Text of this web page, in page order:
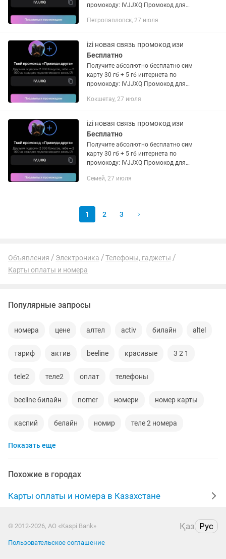
промокоду: IVJJXQ Промокод для
Чтобы получить SIМ-ку абсолютно
Петропавловск, 27 июля
izi новая связь промокод изи
Бесплатно
Получите абсолютно бесплатно сим
карту 30 гб + 5 гб интернета по
промокоду: IVJJXQ Промокод для
Чтобы получить SIМ-ку абсолютно
Кокшетау, 27 июля
izi новая связь промокод изи
Бесплатно
Получите абсолютно бесплатно сим
карту 30 гб + 5 гб интернета по
промокоду: IVJJXQ Промокод для
Чтобы получить SIМ-ку абсолютно
Семей, 27 июля
1 2 3
Объявления Электроника
Телефоны, гаджеты
Карты оплаты и номера
Популярные запросы
номера цене алтел activ билайн altel
тариф актив beeline красивые 3 2 1
tele2 теле2 оплат телефоны
beeline билайн nomer номери номер карты
каспий белайн номир теле 2 номера
vip nomer
5000 тенге торговую то личны
Показать еще
Похожие в городах
Карты оплаты и номера в Казахстане
© 2012-2026, АО «Kaspi Bank» Қаз Рус
Пользовательское соглашение